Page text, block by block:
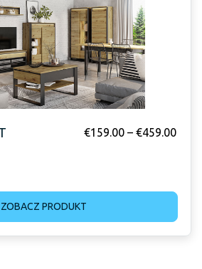
€159.00 – €459.00
ZOBACZ PRODUKT